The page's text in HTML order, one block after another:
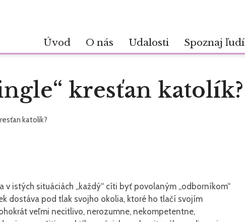
Úvod O nás Udalosti Spoznaj ľudí
kresťan katolík?
katolík?
v istých situáciách „každý“ cíti byť povolaným „odborníkom“
dostáva pod tlak svojho okolia, ktoré ho tlačí svojím
veľmi necitlivo, nerozumne, nekompetentne,